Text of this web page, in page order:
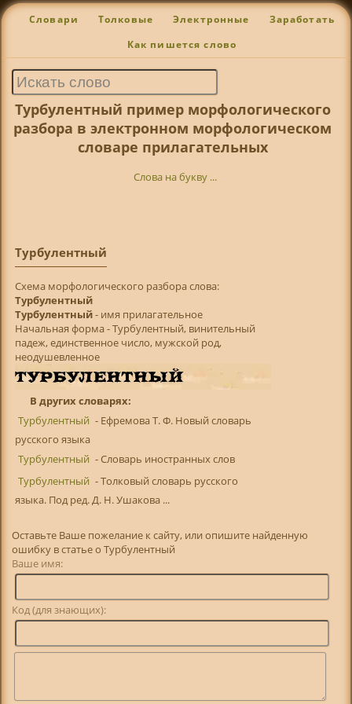
Словари Толковые Электронные Заработать
Как пишется слово
Турбулентный пример морфологического
разбора в электронном морфологическом
словаре прилагательных
Слова на букву ...
Турбулентный
Cхема морфологического разбора слова:
Турбулентный
Турбулентный- имя прилагательное
Начальная форма - Турбулентный, винительный
падеж, единственное число, мужской род,
неодушевленное
В других словарях:
Турбулентный - Ефремова Т. Ф. Новый словарь
русского языка
Турбулентный - Словарь иностранных слов
Турбулентный - Толковый словарь русского
языка. Под ред. Д. Н. Ушакова ...
Оставьте Ваше пожелание к сайту, или опишите найденную
ошибку в статье о Турбулентный
Ваше имя:
Код (для знающих):